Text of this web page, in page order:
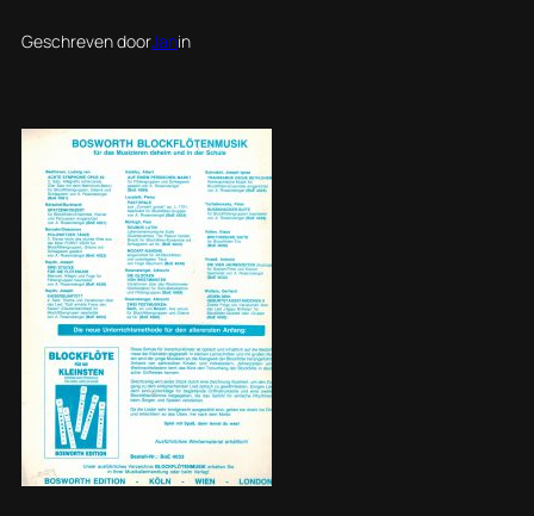
Geschreven doorJanin